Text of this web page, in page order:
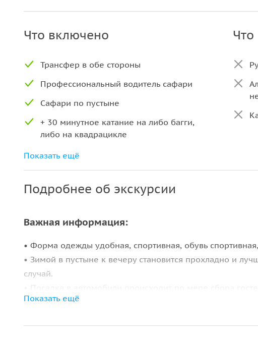
Что включено
Трансфер в обе стороны
Профессиональный водитель сафари
Сафари по пустыне
+ 30 минутное катание на либо багги,
либо на квадрацикле
Краткое катание на верблюде
Ужин
Развлекательная программа. Во время
Показать ещё
Подробнее об экскурсии
Важная информация:
• Форма одежды удобная, спортивная, обувь
• Зимой в пустыне к вечеру становится прохладно и
случай.
посадки в джипе невозможно, занимаются свободные
Показать ещё